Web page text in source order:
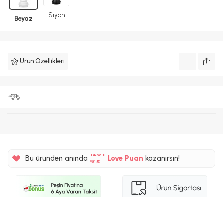
Beyaz Siyah
Ürün Özellikleri
Bu üründen anında %5 Love Puankazanırsın!